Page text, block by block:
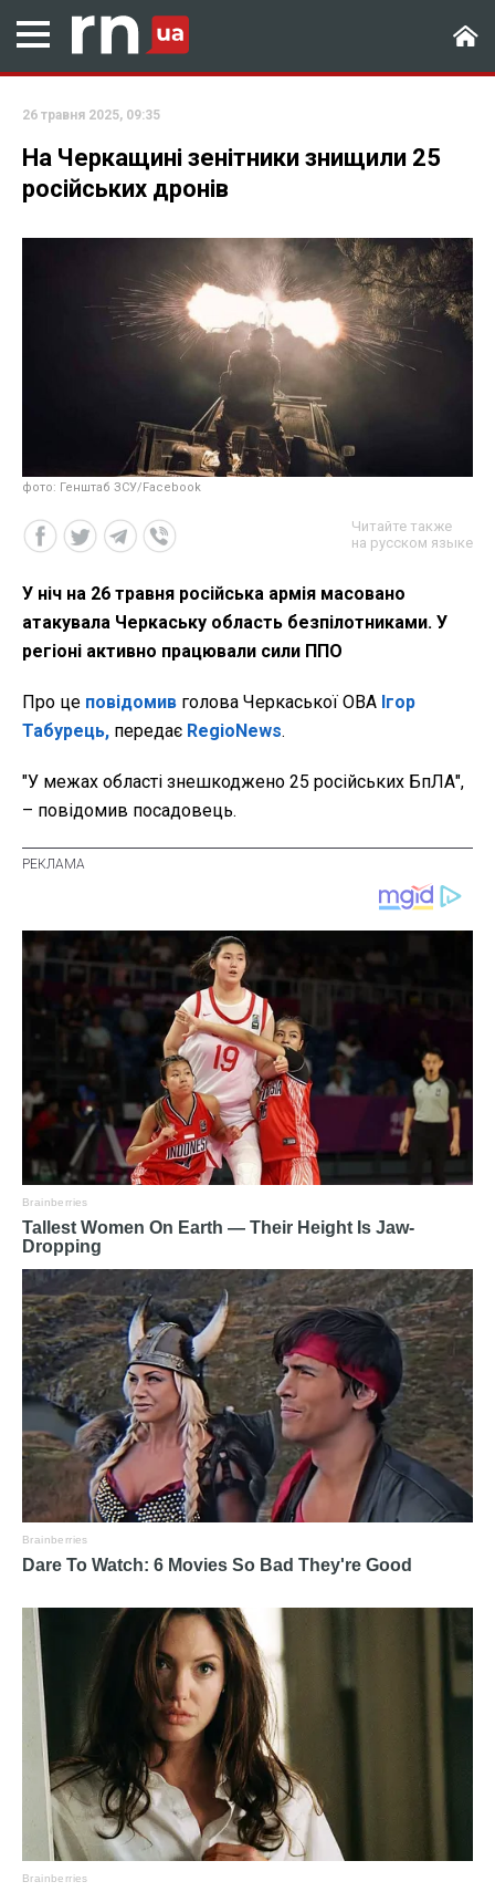
26 травня 2025, 09:35
На Черкащині зенітники знищили 25
російських дронів
фото: Генштаб ЗСУ/Facebook
Читайте также
на русском языке
У ніч на 26 травня російська армія масовано
атакувала Черкаську область безпілотниками. У
регіоні активно працювали сили ППО
Про це повідомив голова Черкаської ОВА Ігор
Табурець, передає RegioNews.
"У межах області знешкоджено 25 російських БпЛА",
– повідомив посадовець.